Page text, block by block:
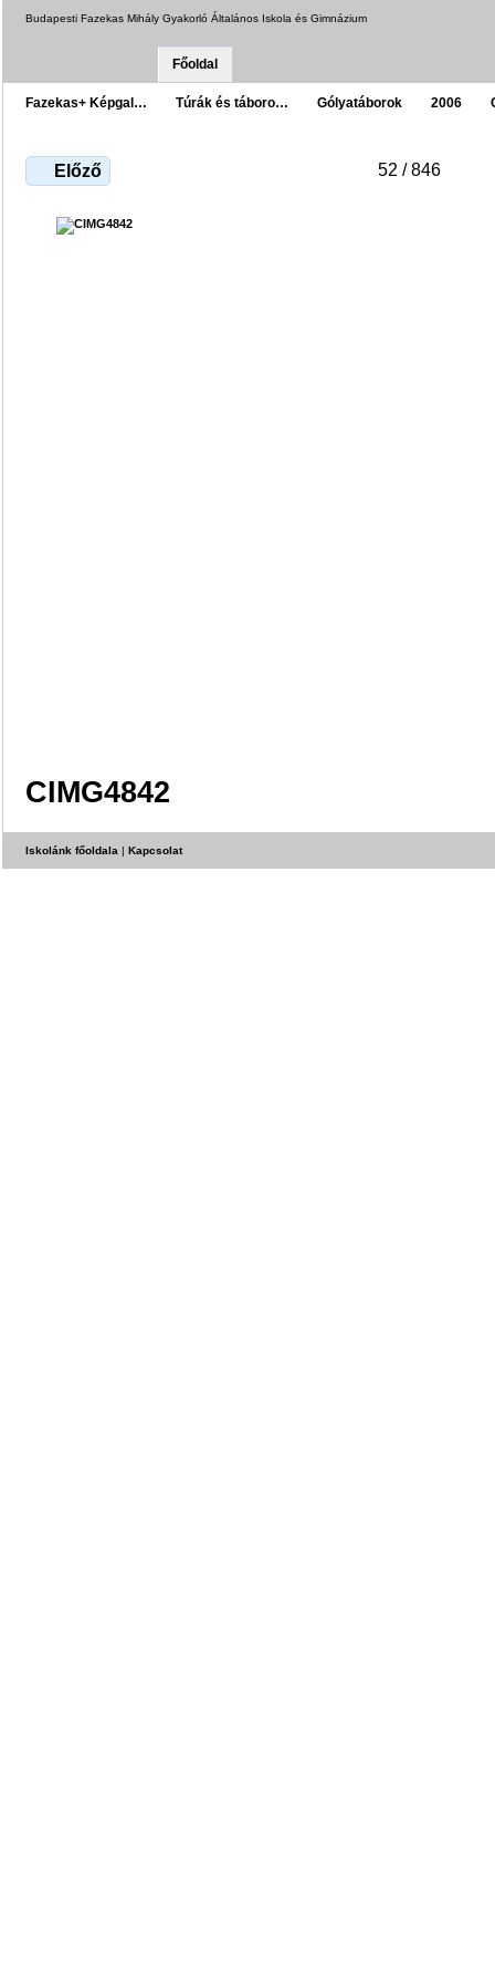
Budapesti Fazekas Mihály Gyakorló Általános Iskola és Gimnázium
Főoldal
Fazekas+ Képgal… Túrák és táboro… Gólyatáborok 2006
Előző 52 / 846
CIMG4842
Iskolánk főoldala | Kapcsolat